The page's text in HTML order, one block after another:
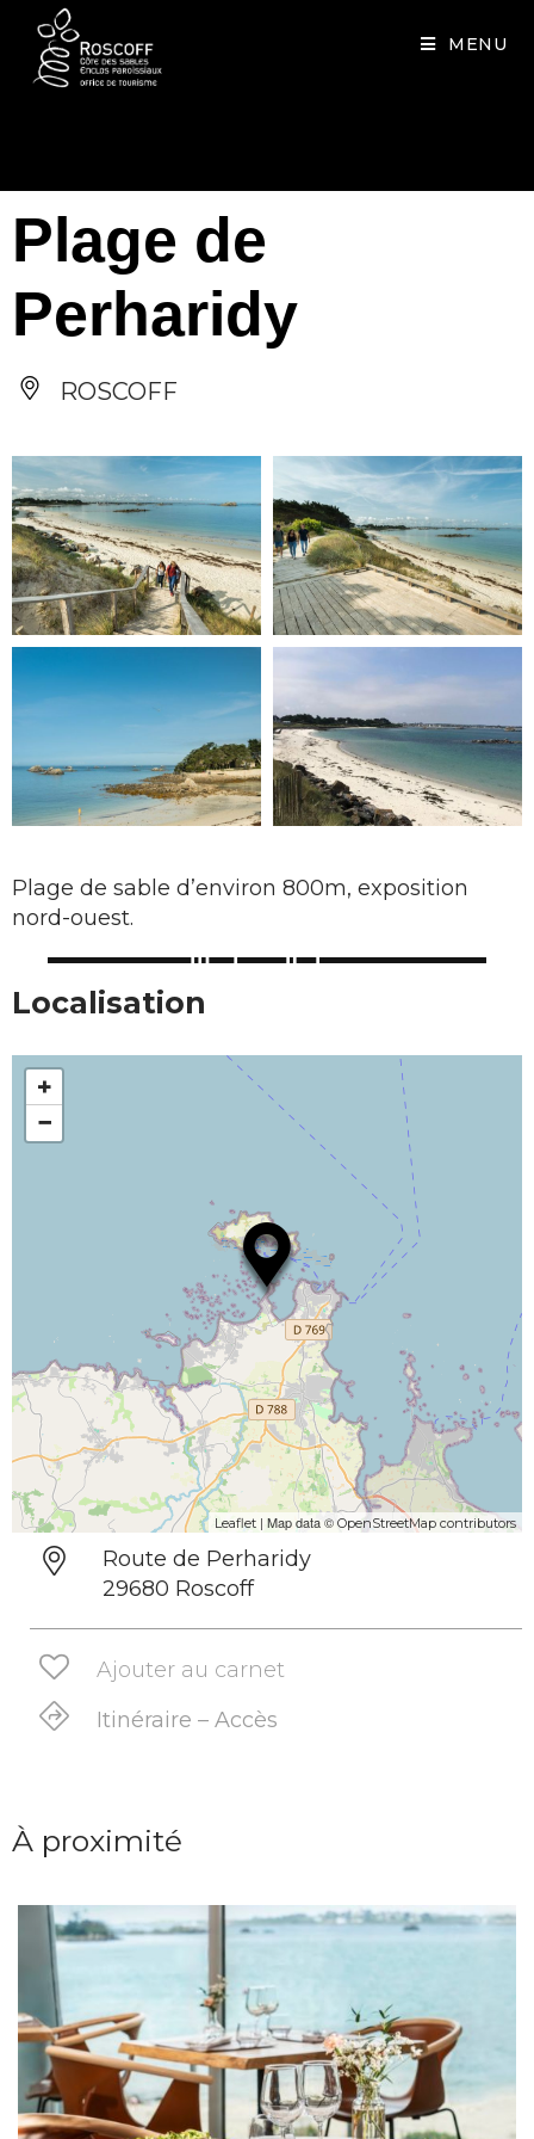
MENU
Plage de
Perharidy
ROSCOFF
Plage de sable d’environ 800m, exposition
nord-ouest.
Localisation
+
−
Leaflet | Map data © OpenStreetMap contributors
Route de Perharidy
29680 Roscoff
Ajouter au carnet
Itinéraire – Accès
À proximité
Cookies management panel